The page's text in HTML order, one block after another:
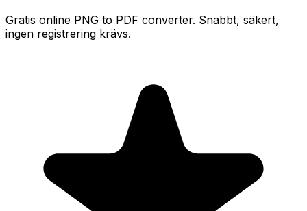
Gratis online PNG to PDF converter. Snabbt, säkert,
ingen registrering krävs.